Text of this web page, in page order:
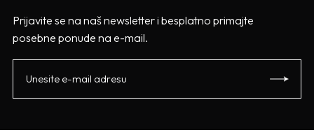
Prijavite se na naš newsletter i besplatno primajte
posebne ponude na e-mail.